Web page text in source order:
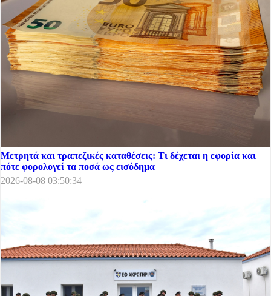
Μετρητά και τραπεζικές καταθέσεις: Τι δέχεται η εφορία και
πότε φορολογεί τα ποσά ως εισόδημα
2026-08-08 03:50:34